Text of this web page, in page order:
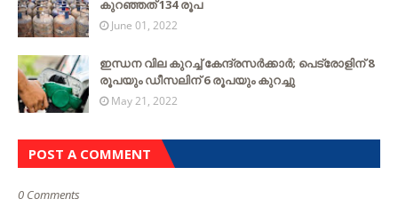
കുറഞ്ഞത് 134 രൂപ
June 01, 2022
ഇന്ധന വില കുറച്ച് കേന്ദ്രസർക്കാർ; പെട്രോളിന് 8
രൂപയും ഡീസലിന് 6 രൂപയും കുറച്ചു
May 21, 2022
POST A COMMENT
0 Comments